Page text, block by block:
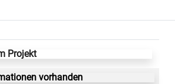
Projekt
vorhanden